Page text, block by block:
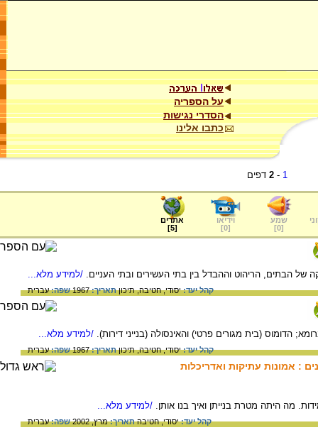
על הספריה
הסדרי נגישות
כתבו אלינו
1
-
2 דפים
שמע
[
0
]
וידיאו
[
0
]
אתרים
[
5
]
של הבתים, הריהוט וההבדל בין בתי העשירים ובתי העניים. /למידע מלא...
קהל יעד:יסודי,חטיבה,תיכוןתאריך:1967 שפה:עברית
הדומוס (בית מגורים פרטי) והאינסולה (בנייני דירות). /למידע מלא...
קהל יעד:יסודי,חטיבה,תיכוןתאריך:1967 שפה:עברית
: אמונות עתיקות ואדריכלות
מה היתה מטרת בנייתן ואיך בנו אותן. /למידע מלא...
קהל יעד:יסודי,חטיבהתאריך:מרץ, 2002 שפה:עברית